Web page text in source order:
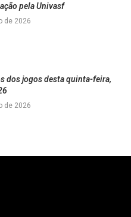
pela Univasf
de 2026
dos jogos desta quinta-feira,
de 2026